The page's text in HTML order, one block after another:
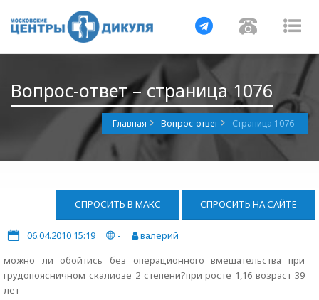
Навигация
Вопрос-ответ – страница 1076
Главная Вопрос-ответ Страница 1076
СПРОСИТЬ В МАКС СПРОСИТЬ НА САЙТЕ
06.04.2010 15:19 -
валерий
можно ли обойтись без операционного вмешательства при
грудопоясничном скалиозе 2 степени?при росте 1,16 возраст 39
лет